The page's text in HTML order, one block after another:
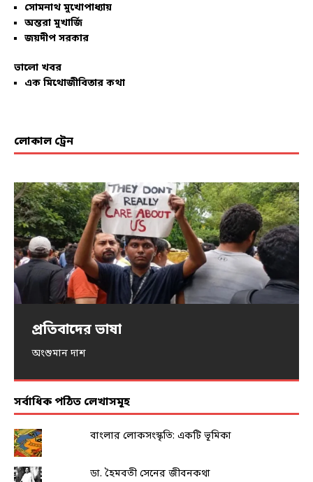
সোমনাথ মুখোপাধ্যায়
অন্তরা মুখার্জি
জয়দীপ সরকার
ভালো খবর
এক মিথোজীবিতার কথা
লোকাল ট্রেন
প্রতিবাদের ভাষা
অংশুমান দাশ
নিদ্রিত ভারত জাগে…
অমর্ত্য বন্দ্যোপাধ্যায়
আন্দোলনের নারী-স্পন্দন
পৌলমী গুহ
ধর্ষণ ও এনকাউন্টার
আইরিন শবনম
খরিফে অনাবৃষ্টি, সংকটে খাদ্য-নিরাপত্তা
দেবাশিস মিথিয়া
সর্বাধিক পঠিত লেখাসমূহ
বাংলার লোকসংস্কৃতি: একটি ভূমিকা
ডা. হৈমবতী সেনের জীবনকথা